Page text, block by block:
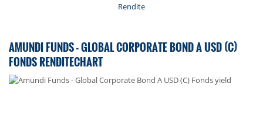
Rendite
AMUNDI FUNDS - GLOBAL CORPORATE BOND A USD (C)
FONDS RENDITECHART